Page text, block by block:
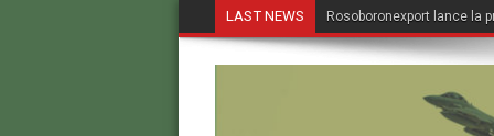
LAST NEWS Rosoboronexport lance la